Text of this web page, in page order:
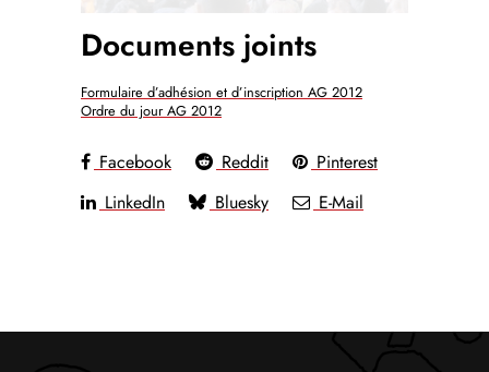
Documents joints
Formulaire d’adhésion et d’inscription AG 2012
Ordre du jour AG 2012
Facebook Reddit
Pinterest
LinkedIn
Bluesky E-Mail